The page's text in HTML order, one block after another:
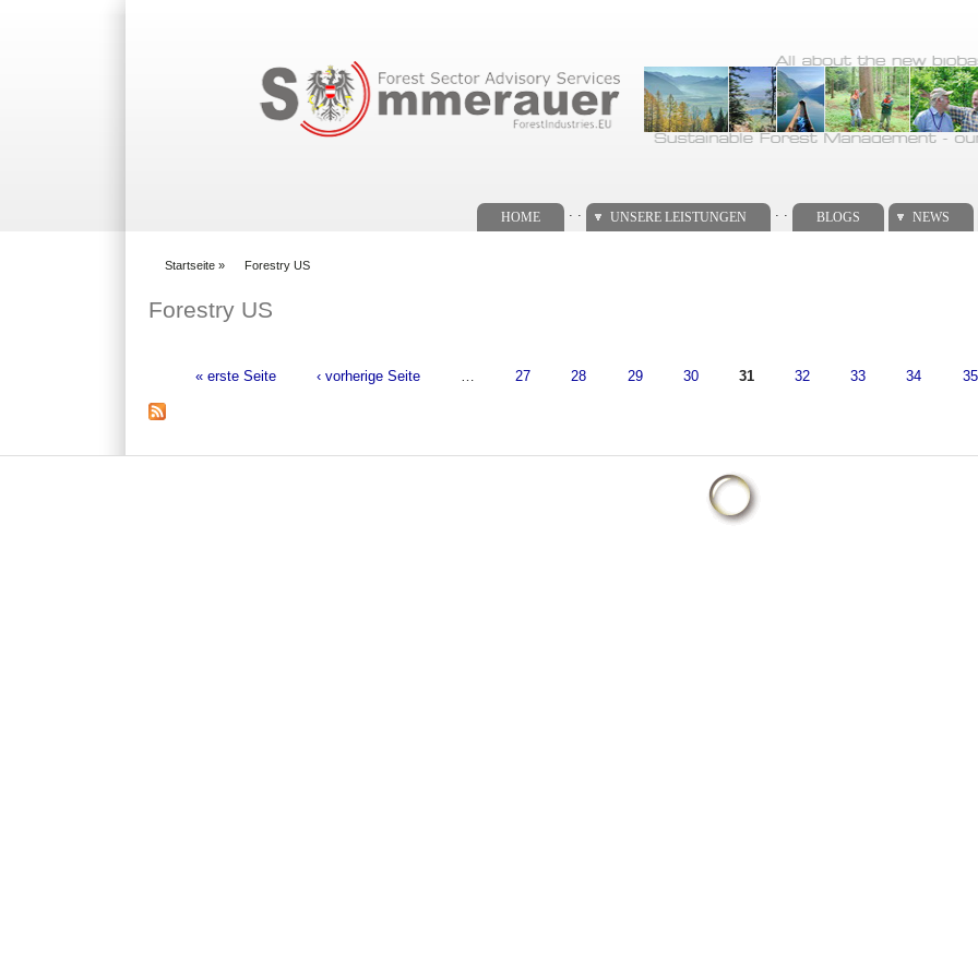
HOME UNSERE LEISTUNGEN BLOGS NEWS
Startseite » Forestry US
Forestry US
Seiten
« erste Seite ‹ vorherige Seite 27 28 29 30 31 32 33 34 35